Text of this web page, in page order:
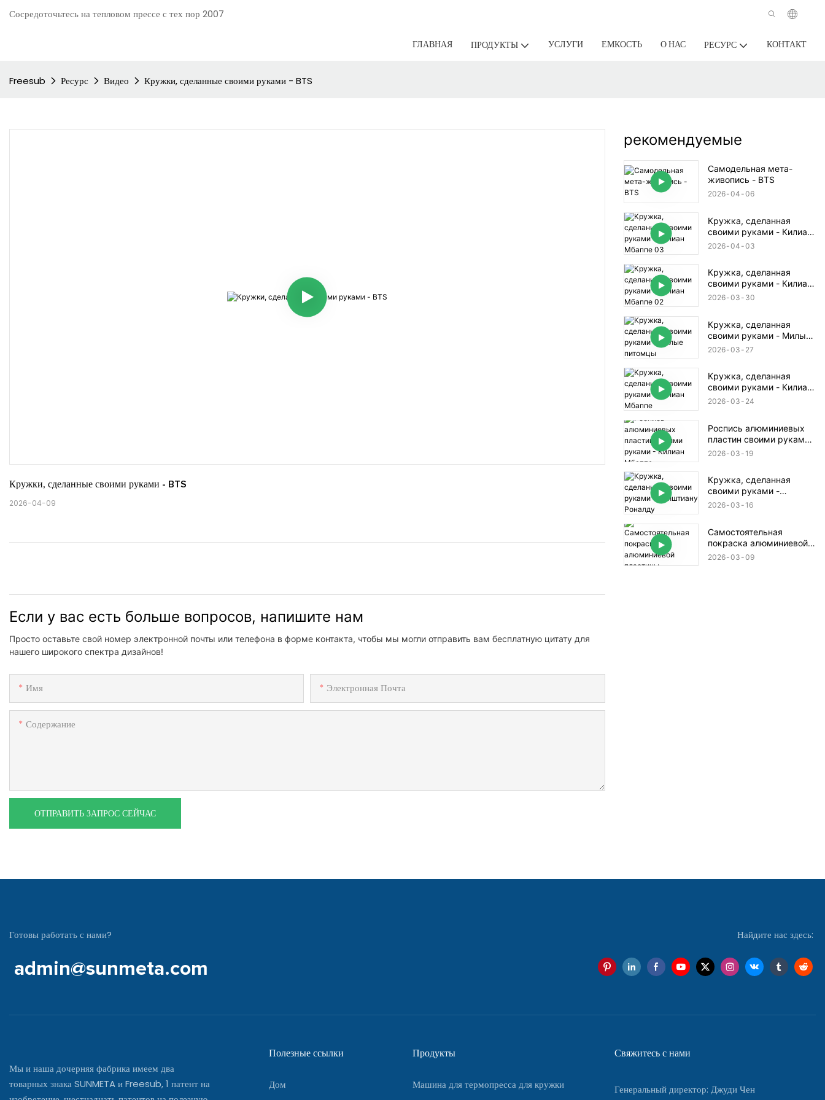
Сосредоточьтесь на тепловом прессе с тех пор 2007
ГЛАВНАЯ ПРОДУКТЫ УСЛУГИ ЕМКОСТЬ О НАС РЕСУРС КОНТАКТ
Freesub Ресурс Видео Кружки, сделанные своими руками - BTS
Кружки, сделанные своими руками - BTS
2026-04-09
Если у вас есть больше вопросов, напишите нам
Просто оставьте свой номер электронной почты или телефона в форме контакта, чтобы мы могли отправить вам бесплатную цитату для
нашего широкого спектра дизайнов!
Имя Электронная Почта
Содержание
ОТПРАВИТЬ ЗАПРОС СЕЙЧАС
рекомендуемые
Самодельная мета-
живопись - BTS
2026 04 06
Кружка, сделанная
своими руками - Килиан
Мбаппе 03
2026 04 03
Кружка, сделанная
своими руками - Килиан
Мбаппе 02
2026 03 30
Кружка, сделанная
своими руками - Милые
питомцы
2026 03 27
Кружка, сделанная
своими руками - Килиан
Мбаппе
2026 03 24
Роспись алюминиевых
пластин своими руками -
Килиан Мбаппе
2026 03 19
Кружка, сделанная
своими руками -
Криштиану Роналду
2026 03 16
Самостоятельная
покраска алюминиевой
пластины.
2026 03 09
Готовы работать с нами?
admin@sunmeta.com
Найдите нас здесь:
Мы и наша дочерняя фабрика имеем два
товарных знака SUNMETA и Freesub, 1 патент на
Полезные ссылки
Дом
Продукты
Машина для термопресса для кружки
Свяжитесь с нами
Генеральный директор: Джуди Чен